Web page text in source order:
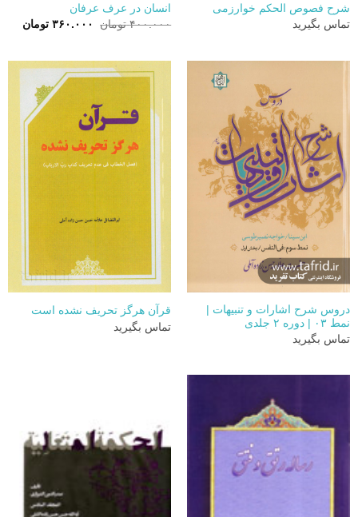
شرح فصوص الحکم خوارزمی
تماس بگیرید
انسان در عرف عرفان
۴۰۰.۰۰۰ تومان
قیمت
۳۶۰.۰۰۰ تومان
دروس شرح اشارات و تنبیهات |
نمط ۰۳ | دوره ۲ جلدی
تماس بگیرید
قرآن هرگز تحریف نشده است
تماس بگیرید